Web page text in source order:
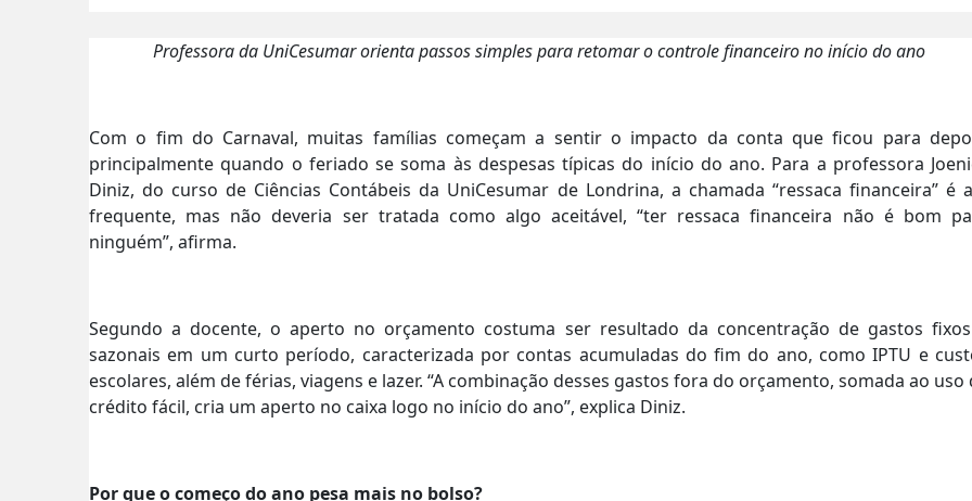
Professora da UniCesumar orienta passos simples para retomar o controle financeiro no início do ano
Com o fim do Carnaval, muitas famílias começam a sentir o impacto da conta que ficou para
principalmente quando o feriado se soma às despesas típicas do início do ano. Para a professora
Diniz, do curso de Ciências Contábeis da UniCesumar de Londrina, a chamada “ressaca financeira” é
frequente, mas não deveria ser tratada como algo aceitável, “ter ressaca financeira não é bom
ninguém”, afirma.
Segundo a docente, o aperto no orçamento costuma ser resultado da concentração de gastos
sazonais em um curto período, caracterizada por contas acumuladas do fim do ano, como IPTU e
escolares, além de férias, viagens e lazer. “A combinação desses gastos fora do orçamento, somada ao uso
crédito fácil, cria um aperto no caixa logo no início do ano”, explica Diniz.
Por que o começo do ano pesa mais no bolso?